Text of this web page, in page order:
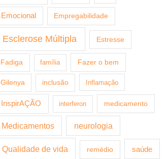
Emocional Empregabilidade
Esclerose Múltipla Estresse
Fadiga família Fazer o bem
Gilenya inclusão Inflamação
InspirAÇÃO interferon medicamento
Medicamentos neurologia
Qualidade de vida remédio saúde